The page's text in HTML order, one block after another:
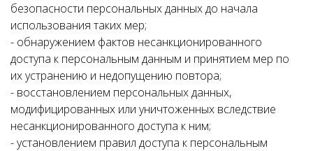
безопасности персональных данных до начала
использования таких мер;
- обнаружением фактов несанкционированного
доступа к персональным данным и принятием мер по
их устранению и недопущению повтора;
- восстановлением персональных данных,
модифицированных или уничтоженных вследствие
несанкционированного доступа к ним;
- установлением правил доступа к персональным